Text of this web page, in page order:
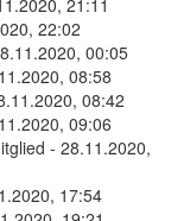
21:11
22:02
00:05
08:58
08:42
09:06
- 28.11.2020,
17:54